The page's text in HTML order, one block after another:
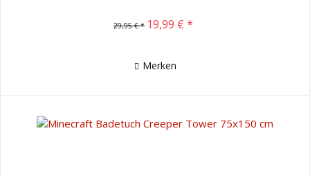
29,95 € * 19,99 € *
Merken